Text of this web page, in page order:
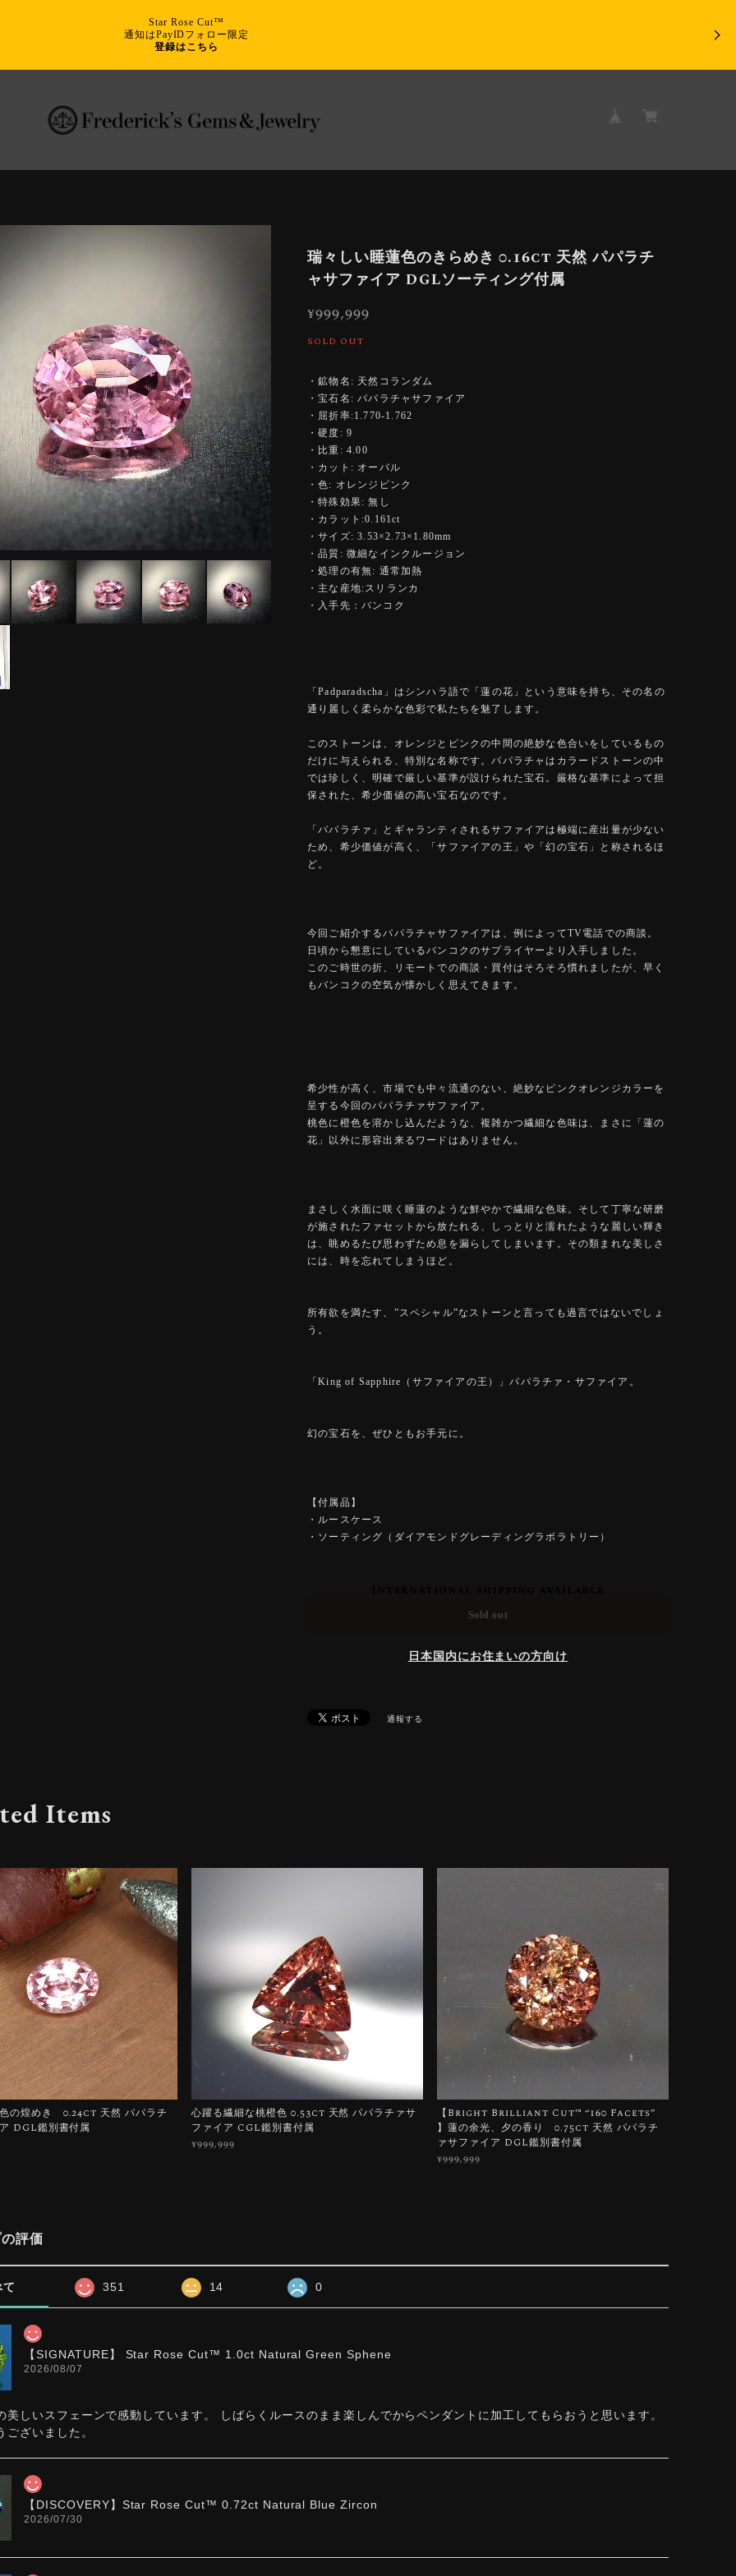
Star Rose Cut™
通知はPayIDフォロー限定
登録はこちら
瑞々しい睡蓮色のきらめき 0.16ct 天然 パパラチ
ャサファイア DGLソーティング付属
¥999,999
SOLD OUT
・鉱物名: 天然コランダム
・宝石名: パパラチャサファイア
・屈折率:1.770-1.762
・硬度: 9
・比重: 4.00
・カット: オーバル
・色: オレンジピンク
・特殊効果: 無し
・カラット:0.161ct
・サイズ: 3.53×2.73×1.80mm
・品質: 微細なインクルージョン
・処理の有無: 通常加熱
・主な産地:スリランカ
・入手先：バンコク
「Padparadscha」はシンハラ語で「蓮の花」という意味を持ち、その名の
通り麗しく柔らかな色彩で私たちを魅了します。
このストーンは、オレンジとピンクの中間の絶妙な色合いをしているもの
だけに与えられる、特別な名称です。パパラチャはカラードストーンの中
では珍しく、明確で厳しい基準が設けられた宝石。厳格な基準によって担
保された、希少価値の高い宝石なのです。
「パパラチァ」とギャランティされるサファイアは極端に産出量が少ない
ため、希少価値が高く、「サファイアの王」や「幻の宝石」と称されるほ
ど。
今回ご紹介するパパラチャサファイアは、例によってTV電話での商談。
日頃から懇意にしているバンコクのサプライヤーより入手しました。
このご時世の折、リモートでの商談・買付はそろそろ慣れましたが、早く
もバンコクの空気が懐かしく思えてきます。
希少性が高く、市場でも中々流通のない、絶妙なピンクオレンジカラーを
呈する今回のパパラチァサファイア。
桃色に橙色を溶かし込んだような、複雑かつ繊細な色味は、まさに「蓮の
花」以外に形容出来るワードはありません。
まさしく水面に咲く睡蓮のような鮮やかで繊細な色味。そして丁寧な研磨
が施されたファセットから放たれる、しっとりと濡れたような麗しい輝き
は、眺めるたび思わずため息を漏らしてしまいます。その類まれな美しさ
には、時を忘れてしまうほど。
所有欲を満たす、”スペシャル”なストーンと言っても過言ではないでしょ
う。
「King of Sapphire（サファイアの王）」パパラチァ・サファイア。
幻の宝石を、ぜひともお手元に。
【付属品】
・ルースケース
・ソーティング（ダイアモンドグレーディングラボラトリー）
Sold out
日本国内にお住まいの方向け
通報する
Items
の煌めき 0.24ct 天然 パパラチ
DGL鑑別書付属
心躍る繊細な桃橙色 0.53ct 天然 パパラチァサ
ファイア CGL鑑別書付属
¥999,999
【Bright Brilliant Cut™️ “160 Facets”
】蓮の余光、夕の香り 0.75ct 天然 パパラチ
ァサファイア DGL鑑別書付属
¥999,999
評価
て 351 14 0
【SIGNATURE】 Star Rose Cut™️ 1.0ct Natural Green Sphene
2026/08/07
美しいスフェーンで感動しています。 しばらくルースのまま楽しんでからペンダントに加工してもらおうと思います。
ございました。
【DISCOVERY】Star Rose Cut™️ 0.72ct Natural Blue Zircon
2026/07/30